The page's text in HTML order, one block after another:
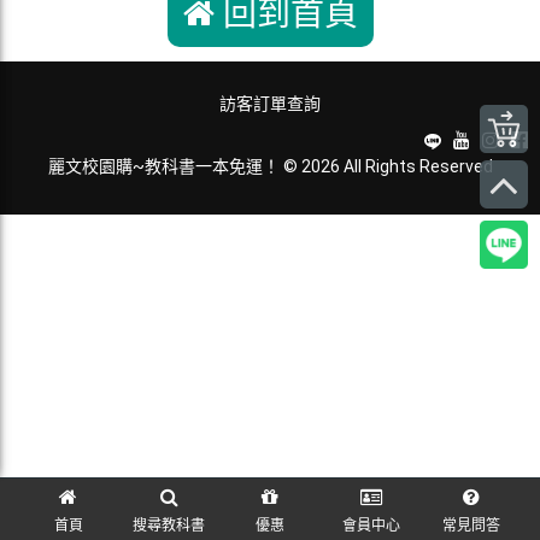
回到首頁
首頁 搜尋教科書 優惠 會員中心 常見問答
訪客訂單查詢
麗文校園購~教科書一本免運！ © 2026 All Rights Reserved